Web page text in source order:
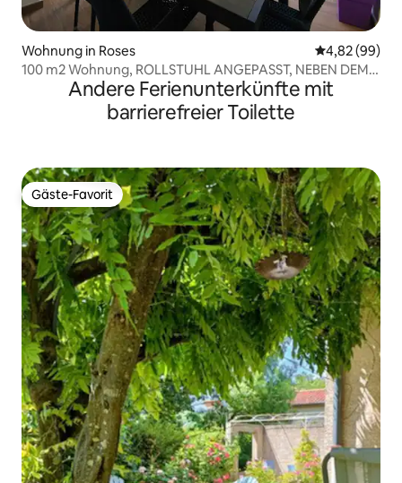
Wohnung in Roses
4,82 (99)
100 m2 Wohnung, ROLLSTUHL ANGEPASST, NEBEN DEM
STRANDAndere Ferienunterkünfte mit
barrierefreier Toilette
Gäste-Favorit
Gäste-Favorit